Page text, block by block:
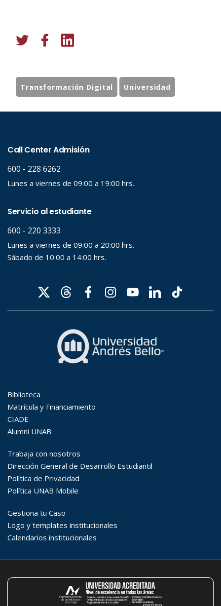
Transformación Digital Universidad